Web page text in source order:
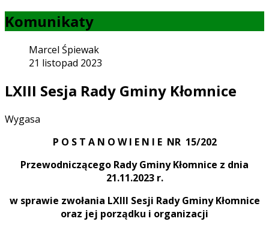
Komunikaty
Marcel Śpiewak
21 listopad 2023
LXIII Sesja Rady Gminy Kłomnice
Wygasa
P O S T A N O W I E N I E NR 15/202
Przewodniczącego Rady Gminy Kłomnice z dnia
21.11.2023 r.
w sprawie zwołania LXIII Sesji Rady Gminy Kłomnice
oraz jej porządku i organizacji